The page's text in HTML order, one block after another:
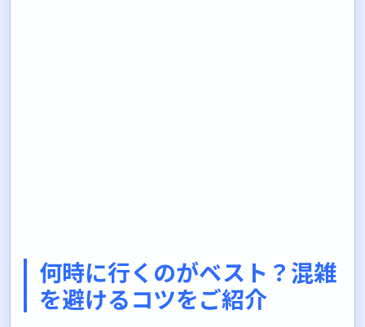
何時に行くのがベスト？混雑
を避けるコツをご紹介